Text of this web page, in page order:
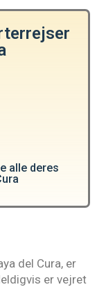
alle deres
del Cura, er
er vejret